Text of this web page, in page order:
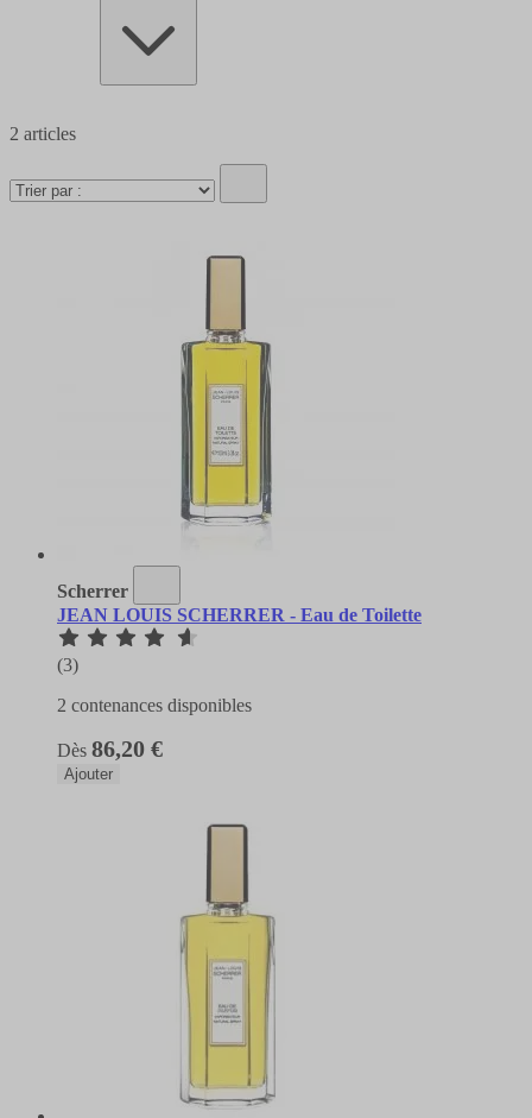
2 articles
Scherrer
JEAN LOUIS SCHERRER - Eau de Toilette
(3)
2 contenances disponibles
Dès 86,20 €
Ajouter